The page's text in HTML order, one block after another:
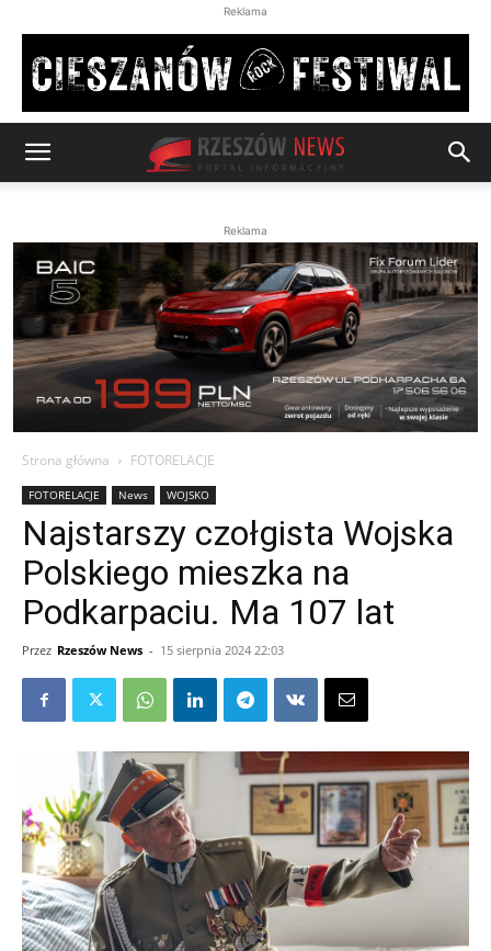
Reklama
Reklama
Strona główna FOTORELACJE
FOTORELACJE News WOJSKO
Najstarszy czołgista Wojska
Polskiego mieszka na
Podkarpaciu. Ma 107 lat
Przez Rzeszów News - 15 sierpnia 2024 22:03